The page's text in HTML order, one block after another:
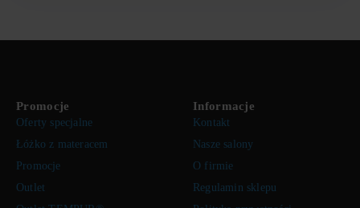
Promocje
Oferty specjalne
Łóżko z materacem
Promocje
Outlet
Informacje
Kontakt
Nasze salony
O firmie
Regulamin sklepu